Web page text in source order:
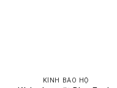
KÍNH BẢO HỘ